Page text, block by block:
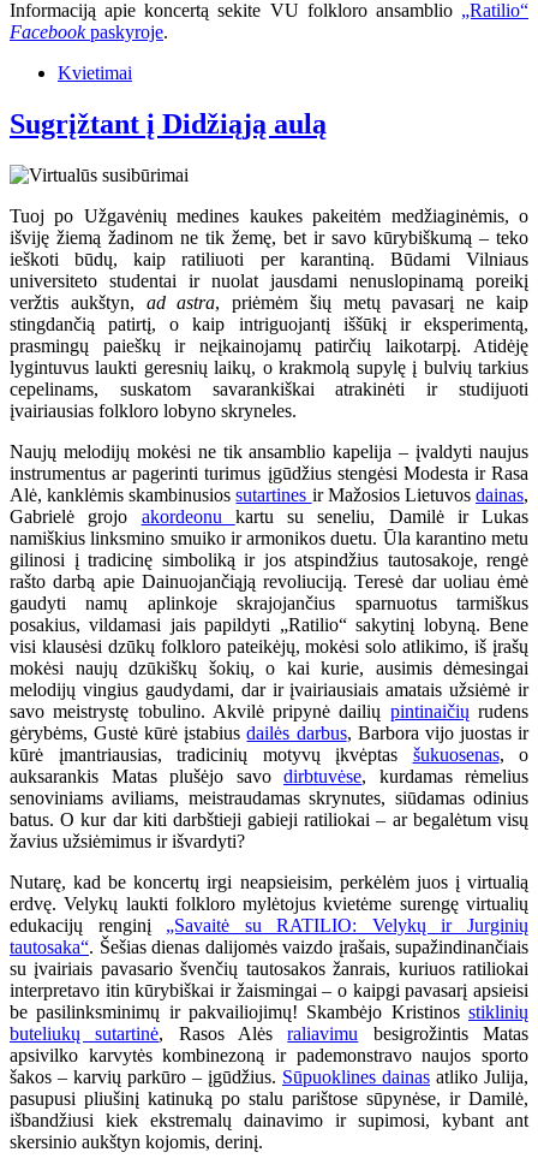
Informaciją apie koncertą sekite VU folkloro ansamblio „Ratilio“
Facebookpaskyroje.
Kvietimai
Sugrįžtant į Didžiąją aulą
Tuoj po Užgavėnių medines kaukes pakeitėm medžiaginėmis, o
išviję žiemą žadinom ne tik žemę, bet ir savo kūrybiškumą – teko
ieškoti būdų, kaip ratiliuoti per karantiną. Būdami Vilniaus
universiteto studentai ir nuolat jausdami nenuslopinamą poreikį
veržtis aukštyn, ad astra, priėmėm šių metų pavasarį ne kaip
stingdančią patirtį, o kaip intriguojantį iššūkį ir eksperimentą,
prasmingų paieškų ir neįkainojamų patirčių laikotarpį. Atidėję
lygintuvus laukti geresnių laikų, o krakmolą supylę į bulvių tarkius
cepelinams, suskatom savarankiškai atrakinėti ir studijuoti
įvairiausias folkloro lobyno skryneles.
Naujų melodijų mokėsi ne tik ansamblio kapelija – įvaldyti naujus
instrumentus ar pagerinti turimus įgūdžius stengėsi Modesta ir Rasa
Alė, kanklėmis skambinusiossutartines ir Mažosios Lietuvosdainas,
Gabrielė grojo akordeonu kartu su seneliu, Damilė ir Lukas
namiškius linksmino smuiko ir armonikos duetu. Ūla karantino metu
gilinosi į tradicinę simboliką ir jos atspindžius tautosakoje, rengė
rašto darbą apie Dainuojančiąją revoliuciją. Teresė dar uoliau ėmė
gaudyti namų aplinkoje skrajojančius sparnuotus tarmiškus
posakius, vildamasi jais papildyti „Ratilio“ sakytinį lobyną. Bene
visi klausėsi dzūkų folkloro pateikėjų, mokėsi solo atlikimo, iš įrašų
mokėsi naujų dzūkiškų šokių, o kai kurie, ausimis dėmesingai
melodijų vingius gaudydami, dar ir įvairiausiais amatais užsiėmė ir
savo meistrystę tobulino. Akvilė pripynė dailių pintinaičių rudens
gėrybėms, Gustė kūrė įstabiusdailės darbus, Barbora vijo juostas ir
kūrė įmantriausias, tradicinių motyvų įkvėptas šukuosenas, o
auksarankis Matas plušėjo savo dirbtuvėse, kurdamas rėmelius
senoviniams aviliams, meistraudamas skrynutes, siūdamas odinius
batus. O kur dar kiti darbštieji gabieji ratiliokai – ar begalėtum visų
žavius užsiėmimus ir išvardyti?
Nutarę, kad be koncertų irgi neapsieisim, perkėlėm juos į virtualią
erdvę. Velykų laukti folkloro mylėtojus kvietėme surengę virtualių
edukacijų renginį „Savaitė su RATILIO: Velykų ir Jurginių
tautosaka“. Šešias dienas dalijomės vaizdo įrašais, supažindinančiais
su įvairiais pavasario švenčių tautosakos žanrais, kuriuos ratiliokai
interpretavo itin kūrybiškai ir žaismingai – o kaipgi pavasarį apsieisi
be pasilinksminimų ir pakvailiojimų! Skambėjo Kristinos stiklinių
buteliukų sutartinė, Rasos Alėsraliavimu besigrožintis Matas
apsivilko karvytės kombinezoną ir pademonstravo naujos sporto
šakos – karvių parkūro – įgūdžius. Sūpuoklines dainas atliko Julija,
pasupusi pliušinį katinuką po stalu parištose sūpynėse, ir Damilė,
išbandžiusi kiek ekstremalų dainavimo ir supimosi, kybant ant
skersinio aukštyn kojomis, derinį.